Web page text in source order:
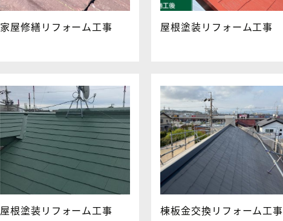
家屋修繕リフォーム工事 屋根塗装リフォーム工事
屋根塗装リフォーム工事 棟板金交換リフォーム工事